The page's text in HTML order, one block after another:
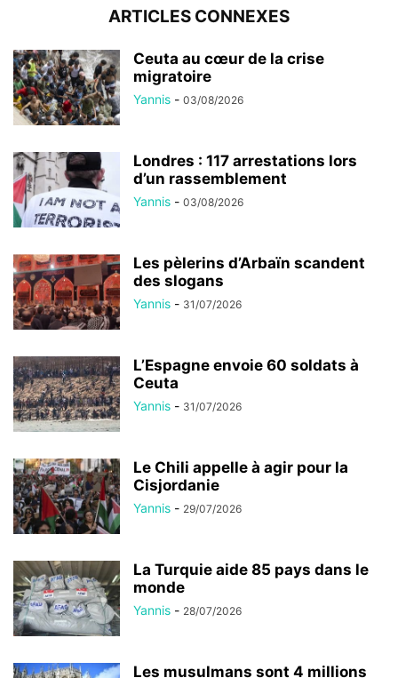
ARTICLES CONNEXES
Ceuta au cœur de la crise
migratoire
Yannis - 03/08/2026
Londres : 117 arrestations lors
d’un rassemblement
Yannis - 03/08/2026
Les pèlerins d’Arbaïn scandent
des slogans
Yannis - 31/07/2026
L’Espagne envoie 60 soldats à
Ceuta
Yannis - 31/07/2026
Le Chili appelle à agir pour la
Cisjordanie
Yannis - 29/07/2026
La Turquie aide 85 pays dans le
monde
Yannis - 28/07/2026
Les musulmans sont 4 millions